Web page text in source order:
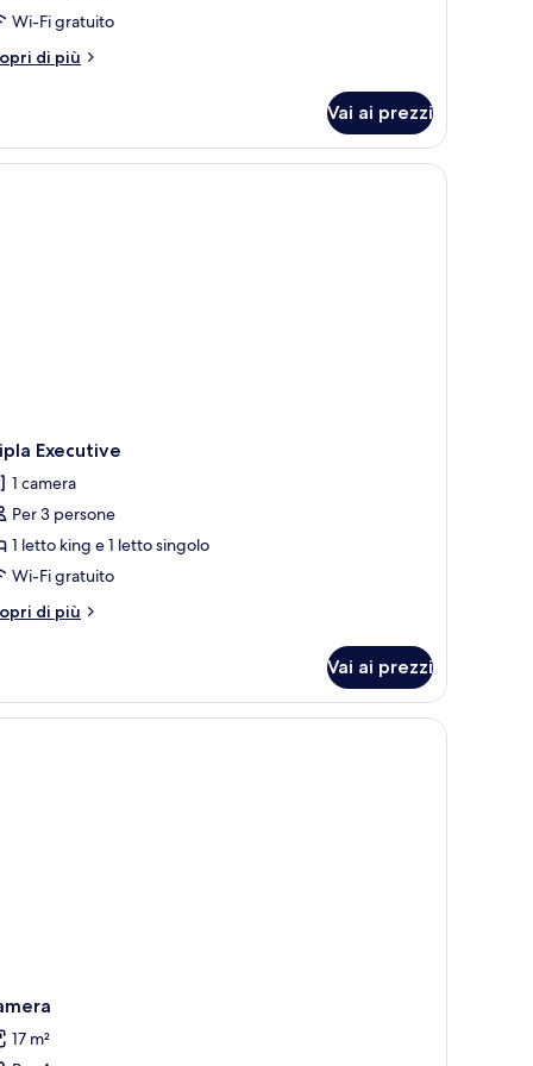
Wi-Fi gratuito
di più
Vai ai prezzi
Executive
1 camera
Per 3 persone
1 letto king e 1 letto singolo
Wi-Fi gratuito
di più
Vai ai prezzi
17 m²